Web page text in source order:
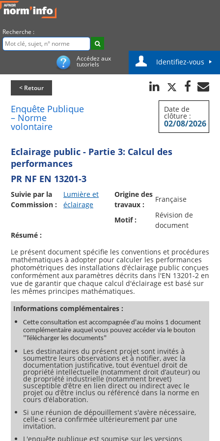
Recherche :
Accédez aux
tutoriels Identifiez-vous
< Retour
Enquête Publique
– Norme
volontaire
Date de
clôture :
02/08/2026
Eclairage public - Partie 3: Calcul des
performances
PR NF EN 13201-3
Suivie par la
Commission :
Lumière et
éclairage
Origine des
travaux :
Française
Motif :
Révision de
document
Résumé :
Le présent document spécifie les conventions et procédures
mathématiques à adopter pour calculer les performances
photométriques des installations d’éclairage public conçues
conformément aux paramètres décrits dans l'EN 13201-2 en
vue de garantir que chaque calcul d'éclairage est basé sur
Informations complémentaires :
Cette consultation est accompagnée d'au moins 1 document
complémentaire auquel vous pouvez accéder via le bouton
"Télécharger les documents"
Les destinataires du présent projet sont invités à
soumettre leurs observations et à notifier, avec la
documentation justificative, tout éventuel droit de
propriété intellectuelle (notamment droit d’auteur) ou
de propriété industrielle (notamment brevet)
susceptible d’être en lien direct ou indirect avec le
projet ou d’être inclus ou référencé dans la norme en
cours d’élaboration.
Si une réunion de dépouillement s'avère nécessaire,
celle-ci sera confirmée ultérieurement par une
invitation.
L'enquête publique est soumise sur les versions